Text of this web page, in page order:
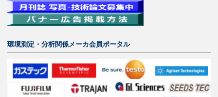
環境測定・分析関係メーカ会員ポータル